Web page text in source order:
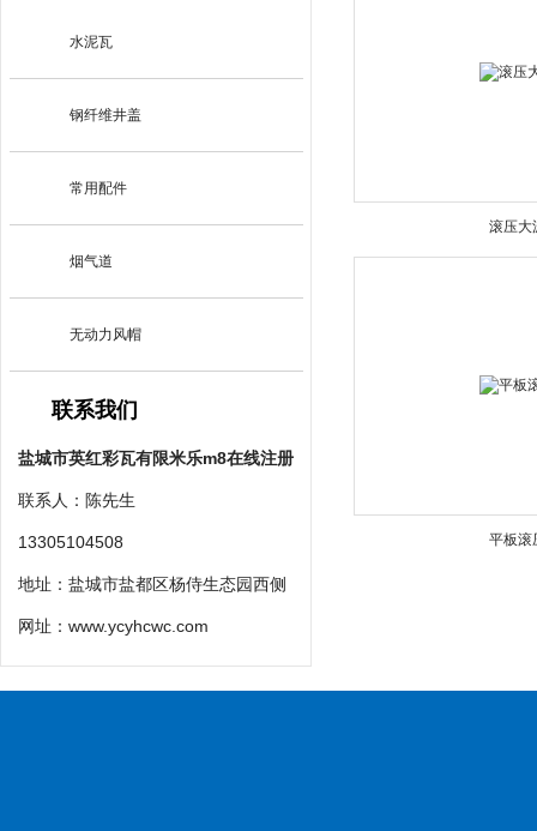
水泥瓦
钢纤维井盖
常用配件
烟气道
无动力风帽
联系我们
盐城市英红彩瓦有限米乐m8在线注册
联系人：陈先生
13305104508
地址：盐城市盐都区杨侍生态园西侧
网址： www.ycyhcwc.com
滚压大
平板滚